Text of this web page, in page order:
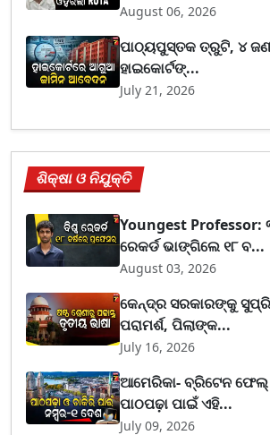
August 06, 2026
ପାଠ୍ୟପୁସ୍ତକ ତ୍ରୁଟି, ୪
ହାଇକୋର୍ଟଙ୍...
July 21, 2026
ଶିକ୍ଷା ଓ ନିଯୁକ୍ତି
Youngest Professor:
ରେକର୍ଡ ଭାଙ୍ଗିଲେ ୧୮ ବ...
August 03, 2026
କେନ୍ଦ୍ର ସରକାରଙ୍କୁ
ପରାମର୍ଶ, ପିଲାଙ୍କ...
July 16, 2026
ଆମେରିକା- ବ୍ରିଟେନ ଫେଲ୍
ପାଠପଢ଼ା ପାଇଁ ଏହି...
July 09, 2026